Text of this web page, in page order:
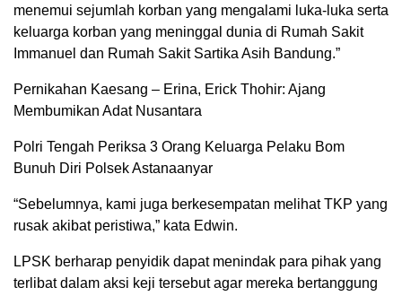
menemui sejumlah korban yang mengalami luka-luka serta
keluarga korban yang meninggal dunia di Rumah Sakit
Immanuel dan Rumah Sakit Sartika Asih Bandung.”
Pernikahan Kaesang – Erina, Erick Thohir: Ajang
Membumikan Adat Nusantara
Polri Tengah Periksa 3 Orang Keluarga Pelaku Bom
Bunuh Diri Polsek Astanaanyar
“Sebelumnya, kami juga berkesempatan melihat TKP yang
rusak akibat peristiwa,” kata Edwin.
LPSK berharap penyidik dapat menindak para pihak yang
terlibat dalam aksi keji tersebut agar mereka bertanggung